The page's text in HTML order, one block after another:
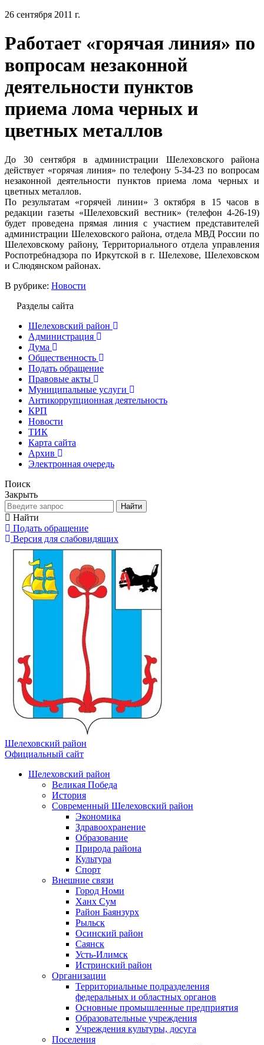
26 сентября 2011 г.
Работает «горячая линия» по
вопросам незаконной
деятельности пунктов
приема лома черных и
цветных металлов
До 30 сентября в администрации Шелеховского района
действует «горячая линия» по телефону 5-34-23 по вопросам
незаконной деятельности пунктов приема лома черных и
цветных металлов.
По результатам «горячей линии» 3 октября в 15 часов в
редакции газеты «Шелеховский вестник» (телефон 4-26-19)
будет проведена прямая линия с участием представителей
администрации Шелеховского района, отдела МВД России по
Шелеховскому району, Территориального отдела управления
Роспотребнадзора по Иркутской в г. Шелехове, Шелеховском
и Слюдянском районах.
В рубрике: Новости
Разделы сайта
Шелеховский район
Администрация
Дума
Общественность
Подать обращение
Правовые акты
Муниципальные услуги
Антикоррупционная деятельность
КРП
Новости
ТИК
Карта сайта
Архив
Электронная очередь
Поиск
Закрыть
Найти
Найти
Подать обращение
Версия для слабовидящих
Шелеховский район
Официальный сайт
Шелеховский район
Великая Победа
История
Современный Шелеховский район
Экономика
Здравоохранение
Образование
Природа района
Культура
Спорт
Внешние связи
Город Номи
Ханх Сум
Район Баянзурх
Рыльск
Осинский район
Саянск
Усть-Илимск
Истринский район
Организации
Территориальные подразделения
федеральных и областных органов
Основные промышленные предприятия
Образовательные учреждения
Учреждения культуры, досуга
Поселения